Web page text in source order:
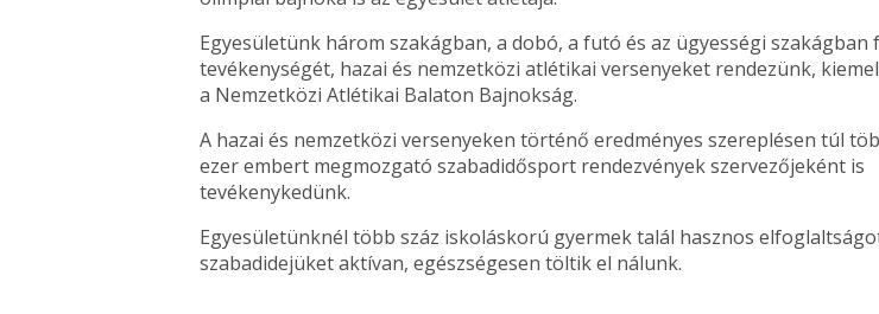
Egyesületünk három szakágban, a dobó, a futó és az ügyességi szakágban
tevékenységét, hazai és nemzetközi atlétikai versenyeket rendezünk,
a Nemzetközi Atlétikai Balaton Bajnokság.
A hazai és nemzetközi versenyeken történő eredményes szereplésen túl
ezer embert megmozgató szabadidősport rendezvények szervezőjeként is
tevékenykedünk.
Egyesületünknél több száz iskoláskorú gyermek talál hasznos
szabadidejüket aktívan, egészségesen töltik el nálunk.